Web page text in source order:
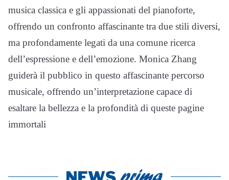
musica classica e gli appassionati del pianoforte,
offrendo un confronto affascinante tra due stili diversi,
ma profondamente legati da una comune ricerca
dell’espressione e dell’emozione. Monica Zhang
guiderà il pubblico in questo affascinante percorso
musicale, offrendo un’interpretazione capace di
esaltare la bellezza e la profondità di queste pagine
immortali